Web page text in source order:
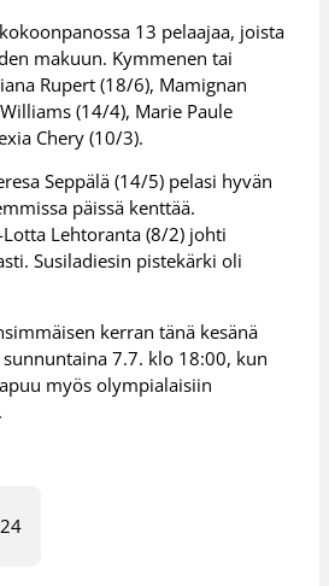
13 pelaajaa, joista
makuun. Kymmenen tai
Rupert (18/6), Mamignan
(14/4), Marie Paule
Chery (10/3).
Seppälä (14/5) pelasi hyvän
päissä kenttää.
Lehtoranta (8/2) johti
Susiladiesin pistekärki oli
kerran tänä kesänä
7.7. klo 18:00, kun
myös olympialaisiin